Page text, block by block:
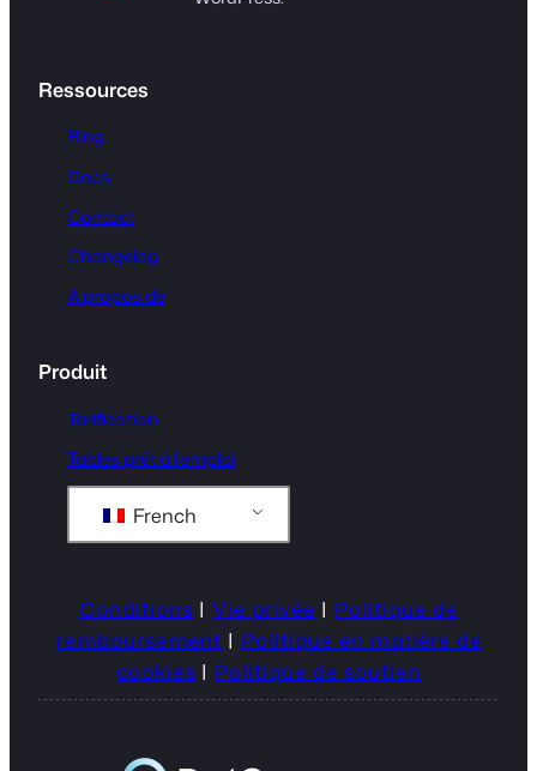
Ressources
Blog
Docs
Contact
Changelog
A propos de
Produit
Tarification
Tables prêt à l'emploi
French
Conditions | Vie privée | Politique de
remboursement | Politique en matière de
cookies | Politique de soutien